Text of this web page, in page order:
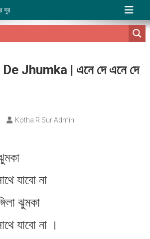
সুর
Jhumka | এনে দে এনে দে
Kotha R Sur Admin
Ene
যাবো না
ঝুমকা
যাবো না ।